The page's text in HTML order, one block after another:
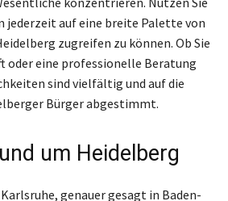
jederzeit auf eine breite Palette von
zugreifen zu können. Ob Sie
oder eine professionelle Beratung
sind vielfältig und auf die
Bürger abgestimmt.
um Heidelberg
genauer gesagt in Baden-